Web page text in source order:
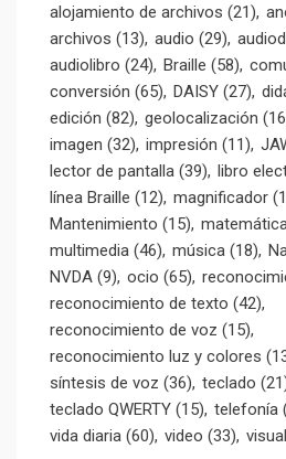
alojamiento de archivos (21)
archivos (13) audio (29)
audiolibro (24) Braille (58)
conversión (65) DAISY (27)
edición (82) geolocalización
imagen (32) impresión (11)
lector de pantalla (39) libro
línea Braille (12) magnificador
Mantenimiento (15)
multimedia (46) música (18)
NVDA (9) ocio (65)
reconocimiento de texto (42)
reconocimiento de voz (15)
reconocimiento luz y colores
síntesis de voz (36) teclado
teclado QWERTY (15) telefonía
vida diaria (60) video (33)